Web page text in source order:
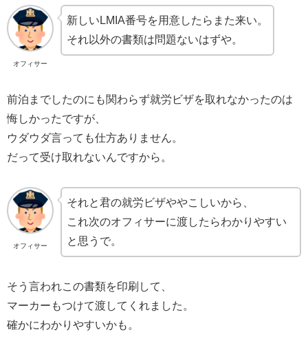
オフィサー
新しいLMIA番号を用意したらまた来い。
それ以外の書類は問題ないはずや。
前泊までしたのにも関わらず就労ビザを取れなかったのは
悔しかったですが、
ウダウダ言っても仕方ありません。
だって受け取れないんですから。
オフィサー
それと君の就労ビザややこしいから、
これ次のオフィサーに渡したらわかりやすい
と思うで。
そう言われこの書類を印刷して、
マーカーもつけて渡してくれました。
確かにわかりやすいかも。